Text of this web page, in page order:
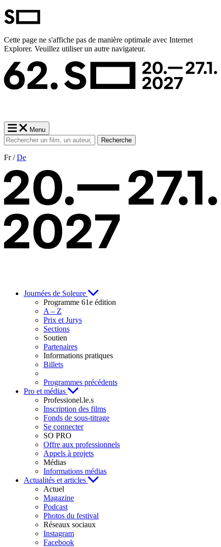
Cette page ne s'affiche pas de manière optimale avec Internet
Explorer. Veuillez utiliser un autre navigateur.
Menu
Recherche
Fr /De
Journées de Soleure
Programme 61e édition
A – Z
Prix et Jurys
Sections
Soutien
Partenaires
Informations pratiques
Billets
Programmes précédents
Pro et médias
Professionel.le.s
Inscription des films
Fonds de sous-titrage
Se connecter
SO PRO
Offre aux professionnels
Appels à projets
Médias
Informations médias
Actualités et articles
Actuel
Magazine
Podcast
Photos du festival
Réseaux sociaux
Instagram
Facebook